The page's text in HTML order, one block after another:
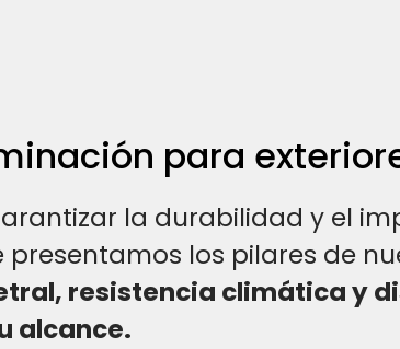
para
la durabilidad y el
los pilares de
resistencia climática y
alcance.